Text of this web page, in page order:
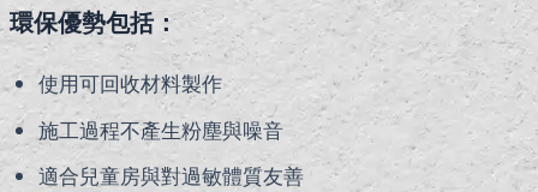
環保優勢包括：
使用可回收材料製作
施工過程不產生粉塵與噪音
適合兒童房與對過敏體質友善